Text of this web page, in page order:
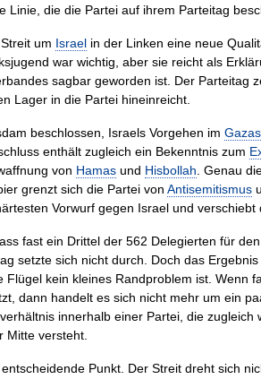
Linie, die die Partei auf ihrem Parteitag
um Israel in der Linken eine neue
war wichtig, aber sie reicht als
sagbar geworden ist. Der Parteitag
Lager in die Partei hineinreicht.
beschlossen, Israels Vorgehen im
enthält zugleich ein Bekenntnis zum
von Hamas und Hisbollah . Genau
grenzt sich die Partei vonAntisemitismus
Vorwurf gegen Israel und verschiebt
fast ein Drittel der 562 Delegierten für
setzte sich nicht durch. Doch das
Flügel kein kleines Randproblem ist. Wenn
dann handelt es sich nicht mehr um ein
innerhalb einer Partei, die zugleich
Mitte versteht.
Punkt. Der Streit dreht sich